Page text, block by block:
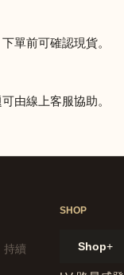
單前可確認現貨。
由線上客服協助。
持續
SHOP
Shop+